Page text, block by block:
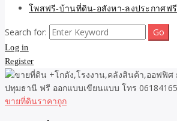
โพสฟรี-บ้านที่ดิน-อสังหา-ลงประกาศฟรี
Search for:
Log in
Register
ขายที่ดินราคาถูก